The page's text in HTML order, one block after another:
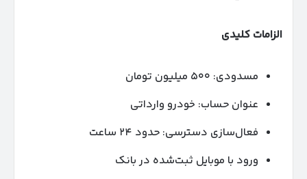
الزامات کلیدی
مسدودی: ۵۰۰ میلیون تومان
عنوان حساب: خودرو وارداتی
فعال‌سازی دسترسی: حدود ۲۴ ساعت
ورود با موبایل ثبت‌شده در بانک